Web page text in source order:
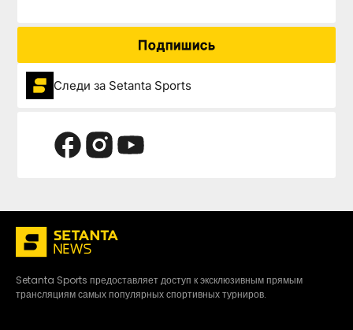
Подпишись
Следи за Setanta Sports
Setanta Sports предоставляет доступ к эксклюзивным прямым
трансляциям самых популярных спортивных турниров.